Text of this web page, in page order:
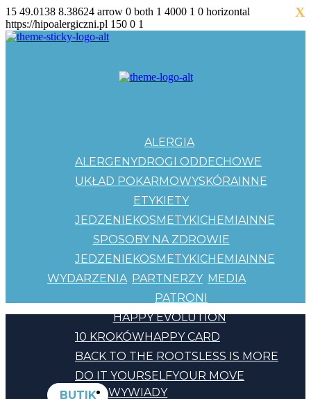
15 49.0138 8.38624 arrow 0 both 1 4000 1 0 horizontal
https://hipoalergiczni.pl 150 0 1
ALERGIA
ALERGENYDROGI ODDECHOWE
UKŁAD POKARMOWYSKÓRAINNE
ETYKIETY
JEDZENIEKOSMETYKICHEMIAINNE
SPOSOBY NA ZDROWIE
JEDZENIEKOSMETYKICHEMIAINNE
WYDARZENIA PARTNERZY
PATRONI
MEDIA
HAPPY EVOLUTION
10 KROKÓWHAPPY CARD
BACK TO THE ROOTSLESS IS MORE
DO IT YOURSELFYOUR MOVE
BUTIK
WYWIADY
X